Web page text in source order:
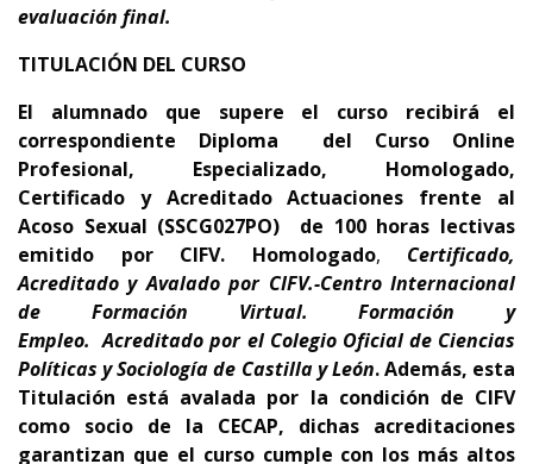
evaluación final.
TITULACIÓN DEL CURSO
El alumnado que supere el curso recibirá el
correspondiente Diploma del Curso Online
Profesional, Especializado, Homologado,
Certificado y Acreditado Actuaciones frente al
Acoso Sexual (SSCG027PO) de 100 horas lectivas
emitido por CIFV.
Homologado, Certificado,
Acreditado y Avalado por CIFV.-Centro Internacional
de Formación Virtual. Formación y
Empleo. Acreditado por el Colegio Oficial de Ciencias
Políticas y Sociología de Castilla y León.Además, esta
Titulación está avalada por la condición de CIFV
como socio de la CECAP, dichas acreditaciones
garantizan que el curso cumple con los más altos